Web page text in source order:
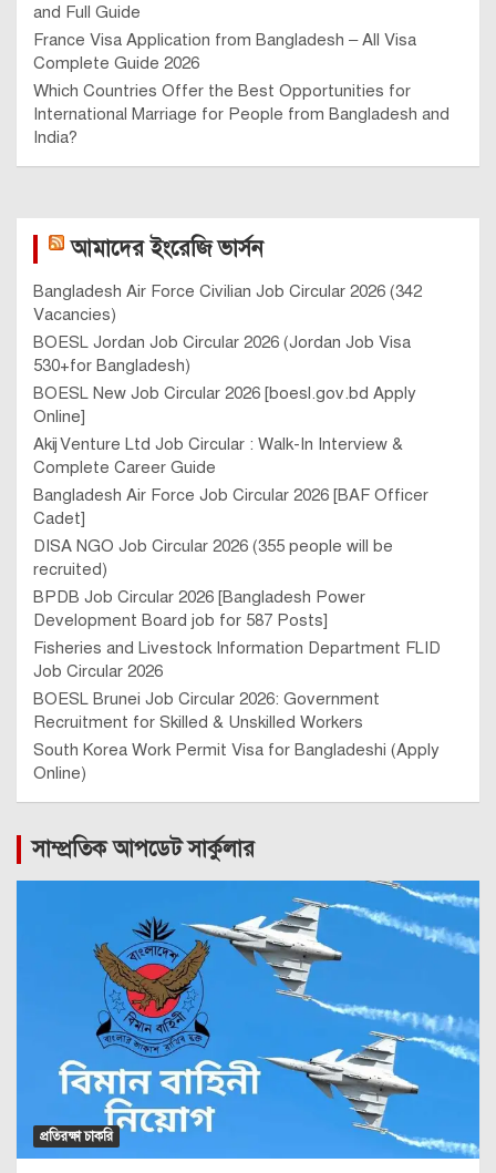
and Full Guide
France Visa Application from Bangladesh – All Visa
Complete Guide 2026
Which Countries Offer the Best Opportunities for
International Marriage for People from Bangladesh and
India?
আমাদের ইংরেজি ভার্সন
Bangladesh Air Force Civilian Job Circular 2026 (342
Vacancies)
BOESL Jordan Job Circular 2026 (Jordan Job Visa
530+for Bangladesh)
BOESL New Job Circular 2026 [boesl.gov.bd Apply
Online]
Akij Venture Ltd Job Circular : Walk-In Interview &
Complete Career Guide
Bangladesh Air Force Job Circular 2026 [BAF Officer
Cadet]
DISA NGO Job Circular 2026 (355 people will be
recruited)
BPDB Job Circular 2026 [Bangladesh Power
Development Board job for 587 Posts]
Fisheries and Livestock Information Department FLID
Job Circular 2026
BOESL Brunei Job Circular 2026: Government
Recruitment for Skilled & Unskilled Workers
South Korea Work Permit Visa for Bangladeshi (Apply
Online)
সাম্প্রতিক আপডেট সার্কুলার
প্রতিরক্ষা চাকরি